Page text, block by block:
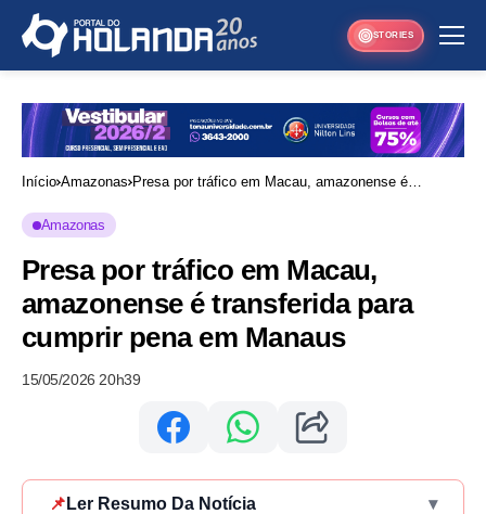
STORIES
Início Amazonas Presa por tráfico em Macau, amazonense é
Amazonas
Presa por tráfico em Macau,
amazonense é transferida para
cumprir pena em Manaus
15/05/2026 20h39
📌 Ler Resumo Da Notícia ▾